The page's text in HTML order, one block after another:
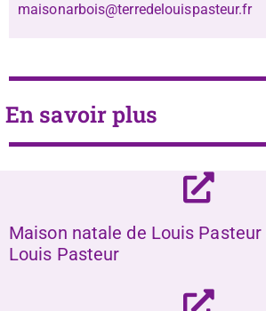
maisonarbois@terredelouispasteur.fr
En savoir plus
Maison natale de Louis Pasteur
Louis Pasteur